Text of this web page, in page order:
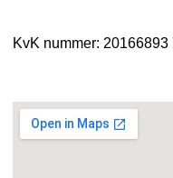
KvK nummer: 20166893